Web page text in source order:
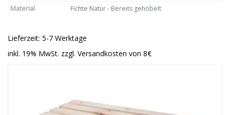
Material
Fichte Natur - Bereits gehobelt
Lieferzeit: 5-7 Werktage
inkl. 19% MwSt. zzgl. Versandkosten von 8€